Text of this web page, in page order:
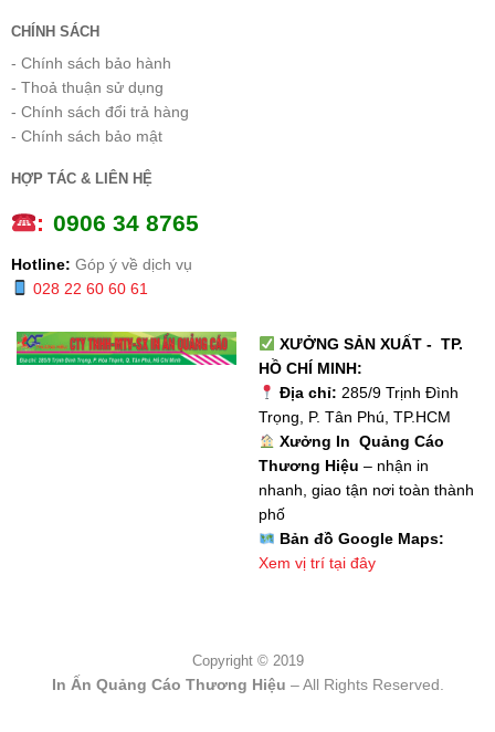
CHÍNH SÁCH
- Chính sách bảo hành
- Thoả thuận sử dụng
- Chính sách đổi trả hàng
- Chính sách bảo mật
HỢP TÁC & LIÊN HỆ
: 0906 34 8765
Hotline: Góp ý về dịch vụ
028 22 60 60 61
XƯỞNG SẢN XUẤT - TP.
HỒ CHÍ MINH:
Địa chỉ: 285/9 Trịnh Đình
Trọng, P. Tân Phú, TP.HCM
Xưởng In Quảng Cáo
Thương Hiệu – nhận in
nhanh, giao tận nơi toàn thành
phố
Bản đồ Google Maps:
Xem vị trí tại đây
Copyright © 2019
In Ấn Quảng Cáo Thương Hiệu – All Rights Reserved.